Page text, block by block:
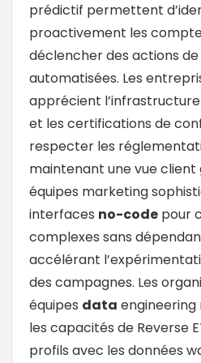
prédictif permettent
proactivement les
déclencher des actions
automatisées. Les
apprécient
et les certifications de
respecter les
maintenant une vue client
équipes marketing
interfaces no-code pour
complexes sans
accélérant
des campagnes. Les
équipes data
les capacités de Reverse
profils avec les données